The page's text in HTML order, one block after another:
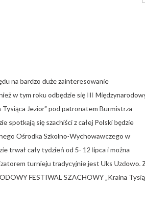
na bardzo duże zainteresowanie
w tym roku odbędzie się III
Tysiąca Jezior” pod patronatem Burmistrza
spotkają się szachiści z całej Polski będzie
Ośrodka Szkolno-Wychowawczego w
trwał cały tydzień od 5- 12 lipca i można
turnieju tradycyjnie jest Uks Uzdowo.
FESTIWAL SZACHOWY „Kraina